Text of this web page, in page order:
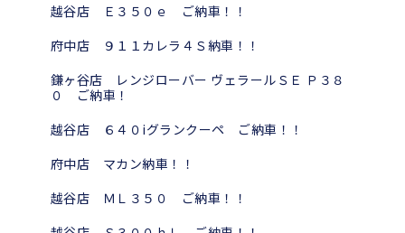
越谷店 Ｅ３５０ｅ ご納車！！
府中店 ９１１カレラ４Ｓ納車！！
鎌ヶ谷店 レンジローバー ヴェラールＳＥ Ｐ３８
０ ご納車！
越谷店 ６４０iグランクーペ ご納車！！
府中店 マカン納車！！
越谷店 ＭＬ３５０ ご納車！！